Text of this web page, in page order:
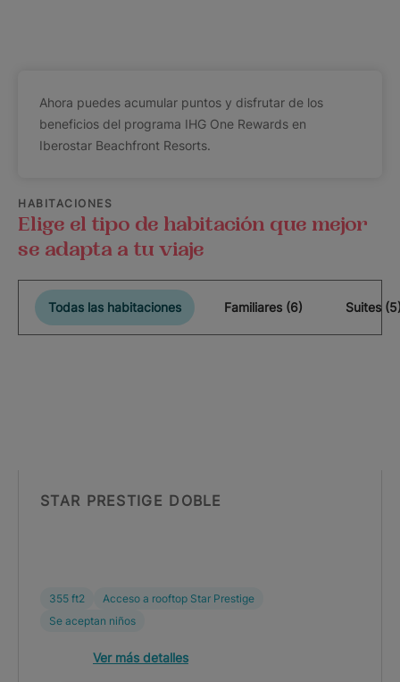
Ahora puedes acumular puntos y disfrutar de los
beneficios del programa IHG One Rewards en
Iberostar Beachfront Resorts.
HABITACIONES
Elige el tipo de habitación que mejor
se adapta a tu viaje
Todas las habitaciones Familiares (6) Suites
STAR PRESTIGE DOBLE
355 ft2
Acceso a rooftop Star Prestige
Se aceptan niños
Ver más detalles